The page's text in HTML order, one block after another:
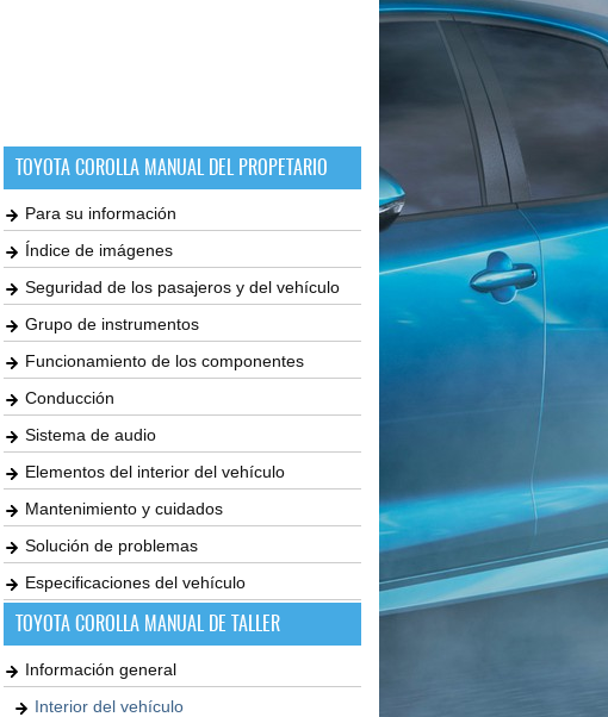
TOYOTA COROLLA MANUAL DEL PROPETARIO
Para su información
Índice de imágenes
Seguridad de los pasajeros y del vehículo
Grupo de instrumentos
Funcionamiento de los componentes
Conducción
Sistema de audio
Elementos del interior del vehículo
Mantenimiento y cuidados
Solución de problemas
Especificaciones del vehículo
TOYOTA COROLLA MANUAL DE TALLER
Información general
Interior del vehículo